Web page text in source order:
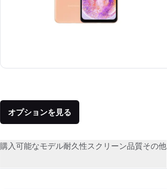
オプションを見る
購入可能なモデル耐久性スクリーン品質その他